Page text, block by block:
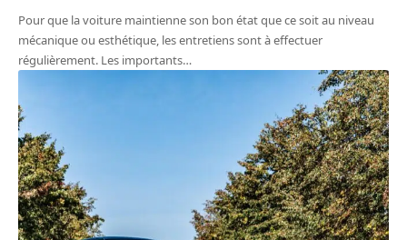
Pour que la voiture maintienne son bon état que ce soit au niveau
mécanique ou esthétique, les entretiens sont à effectuer
régulièrement. Les importants…